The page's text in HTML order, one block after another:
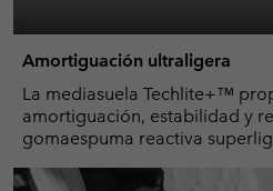
Amortiguación ultraligera
La mediasuela Techlite+™
amortiguación, estabilidad y
gomaespuma reactiva